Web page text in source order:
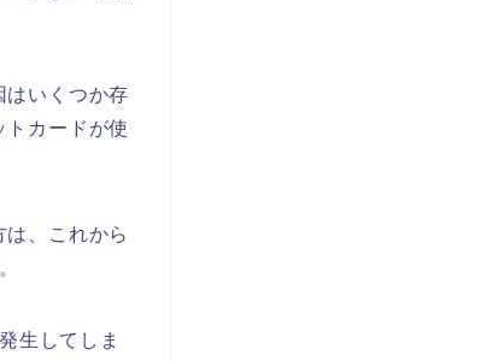
はいくつか存
カードが使
、これから
生してしま